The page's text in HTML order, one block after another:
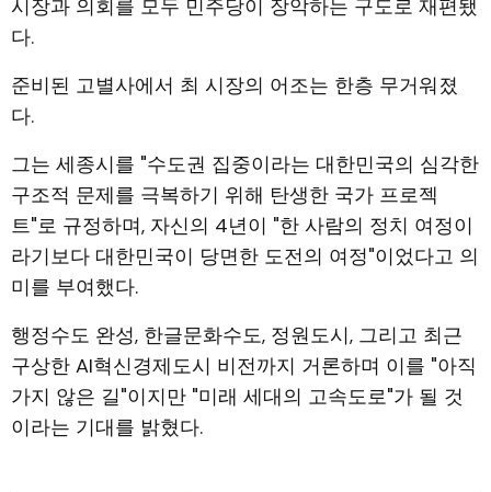
시장과 의회를 모두 민주당이 장악하는 구도로 재편됐
다.
준비된 고별사에서 최 시장의 어조는 한층 무거워졌
다.
그는 세종시를 "수도권 집중이라는 대한민국의 심각한
구조적 문제를 극복하기 위해 탄생한 국가 프로젝
트"로 규정하며, 자신의 4년이 "한 사람의 정치 여정이
라기보다 대한민국이 당면한 도전의 여정"이었다고 의
미를 부여했다.
행정수도 완성, 한글문화수도, 정원도시, 그리고 최근
구상한 AI혁신경제도시 비전까지 거론하며 이를 "아직
가지 않은 길"이지만 "미래 세대의 고속도로"가 될 것
이라는 기대를 밝혔다.